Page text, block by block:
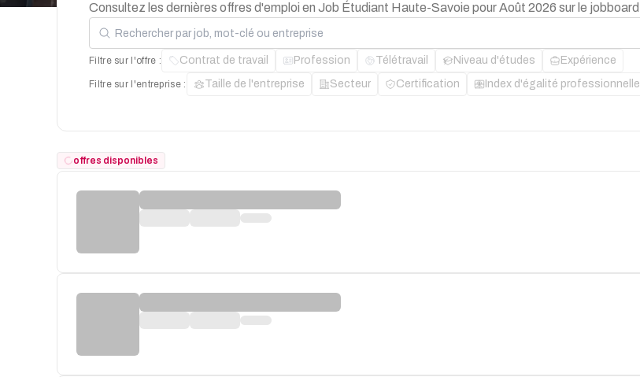
Consultez les dernières offres d'emploi en Job Étudiant Haute-Savoie pour Août 2026 sur le jobboard
Rechercher par job, mot-clé ou entreprise
Filtre sur l'offre : Contrat de travail Profession Télétravail Niveau d'études Expérience
Filtre sur l'entreprise : Taille de l'entreprise Secteur Certification Index d'égalité professionnelle
offres disponibles